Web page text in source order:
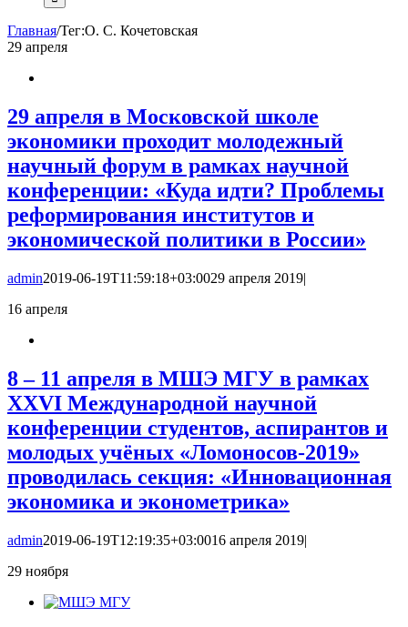
Главная/Тег:О. С. Кочетовская
29 апреля
29 апреля в Московской школе
экономики проходит молодежный
научный форум в рамках научной
конференции: «Куда идти? Проблемы
реформирования институтов и
экономической политики в России»
admin2019-06-19T11:59:18+03:0029 апреля 2019|
16 апреля
8 – 11 апреля в МШЭ МГУ в рамках
XXVI Международной научной
конференции студентов, аспирантов и
молодых учёных «Ломоносов-2019»
проводилась секция: «Инновационная
экономика и эконометрика»
admin2019-06-19T12:19:35+03:0016 апреля 2019|
29 ноября